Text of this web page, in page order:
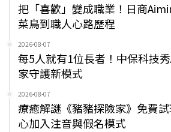
把「喜歡」變成職業！日商
菜鳥到職人心路歷程
2026-08-07
每5人就有1位長者！中保科技
家守護新模式
2026-08-07
療癒解謎《豬豬探險家》免費
心加入注音與假名模式